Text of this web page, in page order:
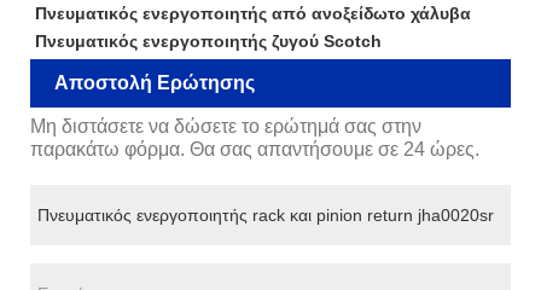
Πνευματικός ενεργοποιητής από ανοξείδωτο χάλυβα
Πνευματικός ενεργοποιητής ζυγού Scotch
Αποστολή Ερώτησης
Μη διστάσετε να δώσετε το ερώτημά σας στην
παρακάτω φόρμα. Θα σας απαντήσουμε σε 24 ώρες.